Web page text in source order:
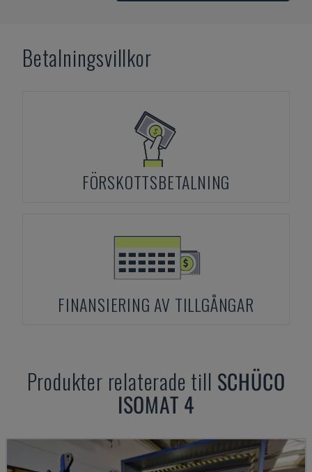
Betalningsvillkor
FÖRSKOTTSBETALNING
FINANSIERING AV TILLGÅNGAR
Produkter relaterade till SCHÜCO
ISOMAT 4